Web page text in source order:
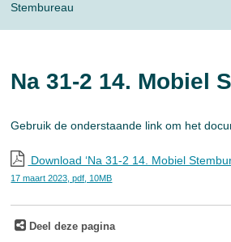
Stembureau
Na 31-2 14. Mobiel
Gebruik de onderstaande link om het
Download ‘Na 31-2 14. Mobiel
17 maart 2023,pdf , 10MB
Deel deze pagina